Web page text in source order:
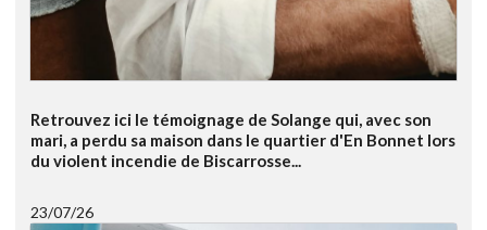
Retrouvez ici le témoignage de Solange qui, avec son
mari, a perdu sa maison dans le quartier d'En Bonnet lors
du violent incendie de Biscarrosse...
23/07/26